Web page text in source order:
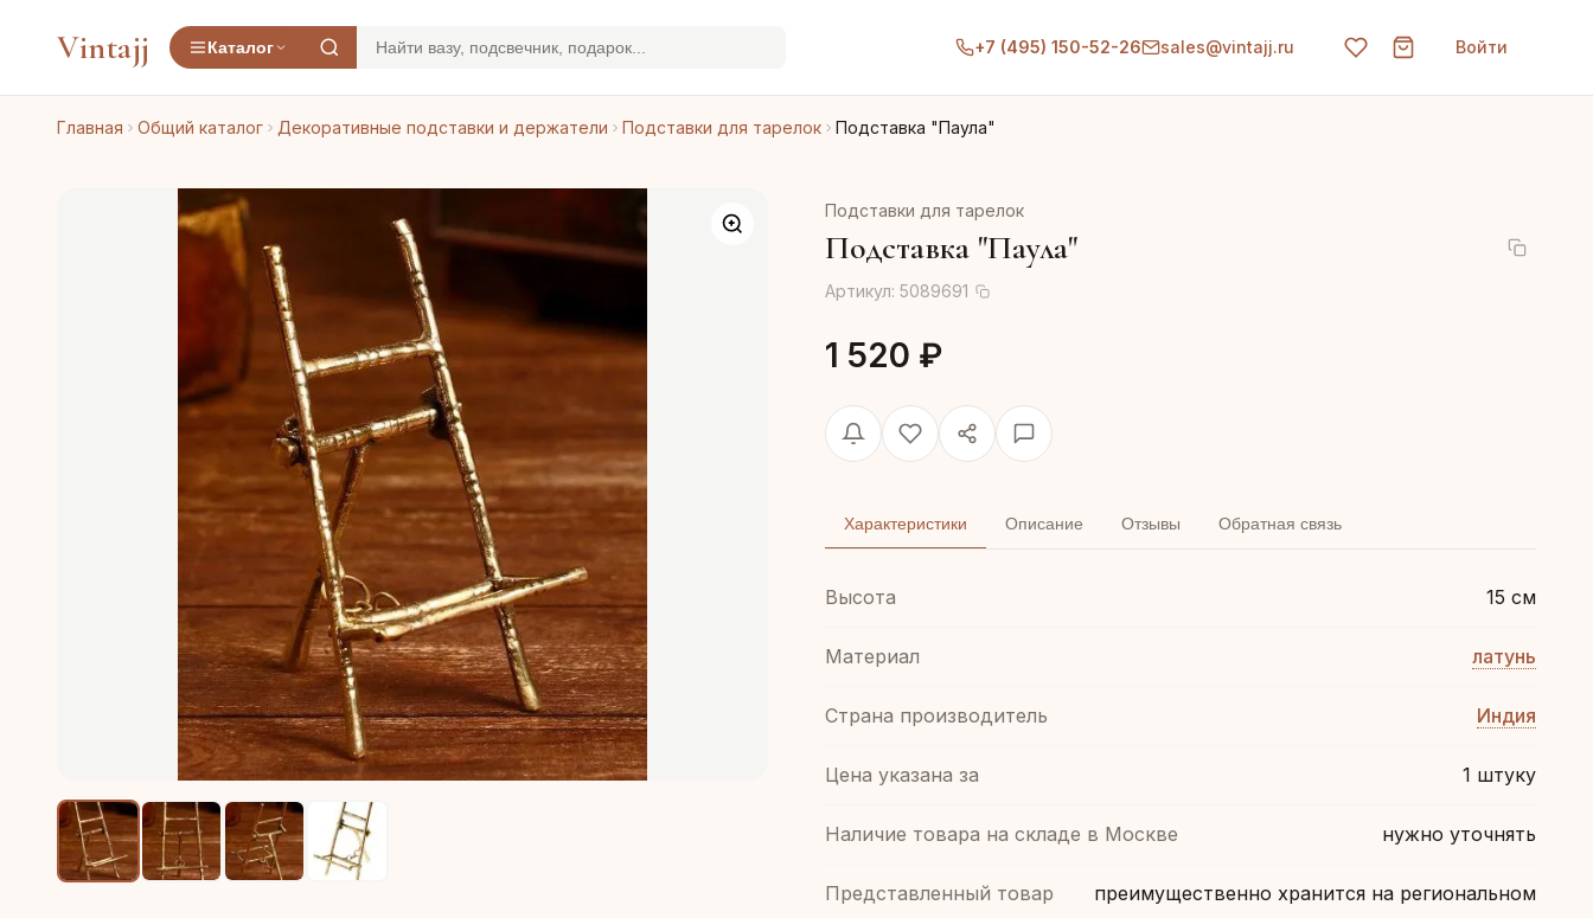
Vintajj Каталог +7 (495) 150-52-26 sales@vintajj.ru Войти
Главная Общий каталог Декоративные подставки и держатели Подставки для тарелок Подставка "Паула"
Подставки для тарелок
Подставка "Паула"
Артикул: 5089691
1 520 ₽
Характеристики Описание Отзывы Обратная связь
Высота 15 см
Материал латунь
Страна производитель Индия
Цена указана за 1 штуку
Наличие товара на складе в Москве нужно уточнять
Представленный товар
преимущественно хранится на региональном